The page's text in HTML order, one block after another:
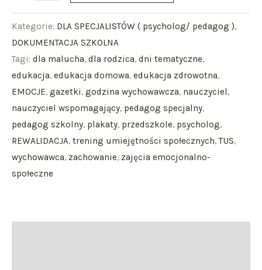
Kategorie: DLA SPECJALISTÓW ( psycholog/ pedagog ),
DOKUMENTACJA SZKOLNA
Tagi: dla malucha, dla rodzica, dni tematyczne,
edukacja, edukacja domowa, edukacja zdrowotna,
EMOCJE, gazetki, godzina wychowawcza, nauczyciel,
nauczyciel wspomagający, pedagog specjalny,
pedagog szkolny, plakaty, przedszkole, psycholog,
REWALIDACJA, trening umiejętności społecznych,TUS,
wychowawca, zachowanie, zajęcia emocjonalno-
społeczne